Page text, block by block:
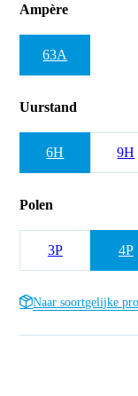
Ampère
63A
Uurstand
6H 9H
Polen
3P 4P
Naar soortgelijke